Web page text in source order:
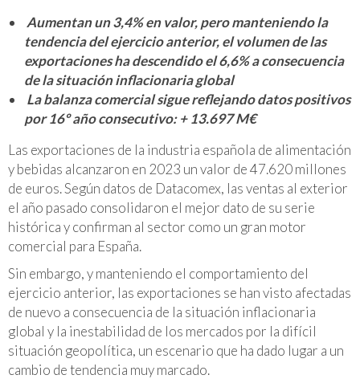
Aumentan un 3,4% en valor, pero manteniendo la
tendencia del ejercicio anterior, el volumen de las
exportaciones ha descendido el 6,6% a consecuencia
de la situación inflacionaria global
La balanza comercial sigue reflejando datos positivos
por 16º año consecutivo: + 13.697 M€
Las exportaciones de la industria española de alimentación
y bebidas alcanzaron en 2023 un valor de 47.620 millones
de euros. Según datos de Datacomex, las ventas al exterior
el año pasado consolidaron el mejor dato de su serie
histórica y confirman al sector como un gran motor
comercial para España.
Sin embargo, y manteniendo el comportamiento del
ejercicio anterior, las exportaciones se han visto afectadas
de nuevo a consecuencia de la situación inflacionaria
global y la inestabilidad de los mercados por la difícil
situación geopolítica, un escenario que ha dado lugar a un
cambio de tendencia muy marcado.